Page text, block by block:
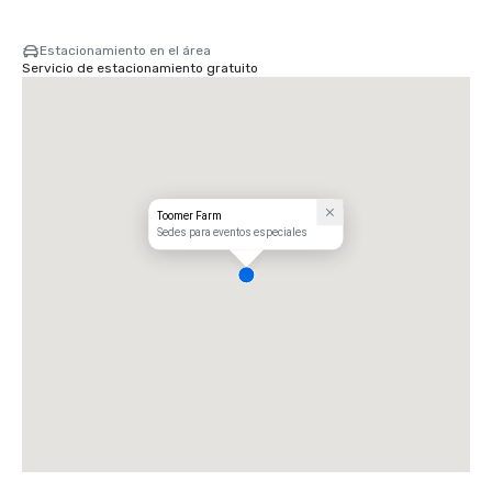
Estacionamiento en el área
Servicio de estacionamiento gratuito
Toomer Farm
Sedes para eventos especiales